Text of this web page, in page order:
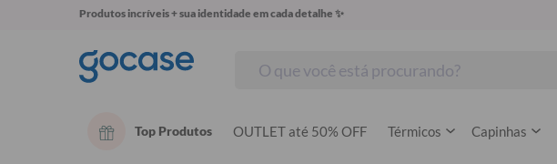
Produtos incríveis + sua identidade em cada detalhe ✨
Top Produtos OUTLET até 50% OFF Térmicos Capinhas